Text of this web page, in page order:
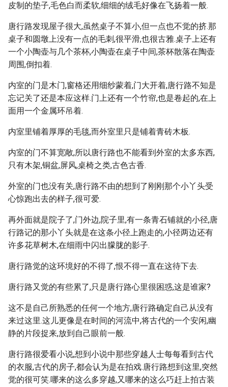
皮制的垫子,毛色白而柔软,细细的绒毛好像在飞扬着一般.
唐行路发现屋子很大,虽然桌子不算小,但一点也不觉的挤.那
桌子和圆墩上没有一点的毛刺,很平滑,也很古雅.桌子上还有
一个小陶壶与几个茶杯,小陶壶在桌子中间,茶杯散落在陶壶
周围,倒扣着.
内室的门是木门,窗格还用细纱蒙着,门大开着,唐行路不知是
忘记关了还是本应这样.门上还有一个竹帘,也是卷起的,在上
面用一个金属环吊着.
内室里铺着厚厚的毛毯,而外室里只是铺着青砖木板.
内室的门不算宽敞,所以唐行路也不能看到外室的太多东西,
只有木架,铜盆,屏风,桌椅之类,古色古香.
外室的门也没有关,唐行路不由的想到了刚刚那个小丫头受
心惊跑出去的样子,很可爱.
再外面就是院子了,门外边,院子里,有一条青石铺就的小径,唐
行路记的那小丫头就是在这条小径上跑走的,小径两边还有
许多花草树木,在细雨中闪出朦胧的影子.
唐行路觉的这环境好的不得了,恨不得一直在这待下去.
唐行路又觉的有些累了,只是唐行路心里很困惑,这是谁家?
这不是自己所熟悉的任何一个地方,唐行路确定自己从没有
来过这里.这儿更像是在时间的河流中,将古代的一个安闲,幽
静的片段捉来,放到自己眼前一般.
唐行路很爱看小说,想到小说中那些穿越人士每每看到古代
的衣服,古代的房子,都会认为是在拍戏.唐行路想到这里,突然
觉的很可笑.哪来的这么多穿越,又哪来的这么巧赶上拍古装